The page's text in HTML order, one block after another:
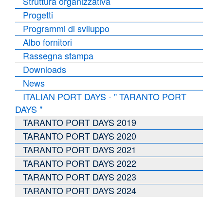
Progetti
Programmi di sviluppo
Albo fornitori
Rassegna stampa
Downloads
News
ITALIAN PORT DAYS - " TARANTO PORT
DAYS "
TARANTO PORT DAYS 2019
TARANTO PORT DAYS 2020
TARANTO PORT DAYS 2021
TARANTO PORT DAYS 2022
TARANTO PORT DAYS 2023
TARANTO PORT DAYS 2024